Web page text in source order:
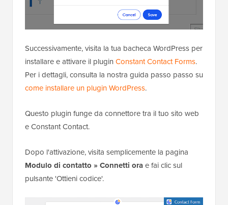
Successivamente, visita la tua bacheca WordPress per
installare e attivare il plugin Constant Contact Forms.
Per i dettagli, consulta la nostra guida passo passo su
come installare un plugin WordPress.
Questo plugin funge da connettore tra il tuo sito web
e Constant Contact.
Dopo l'attivazione, visita semplicemente la pagina
Modulo di contatto » Connetti orae fai clic sul
pulsante 'Ottieni codice'.